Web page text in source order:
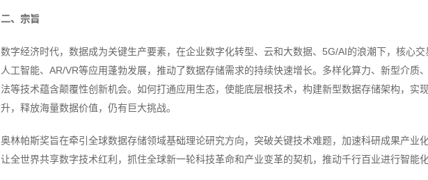
二、宗旨
数字经济时代，数据成为关键生产要素，在企业数字化转型、云和大数据、5G/AI的浪潮下，核心
人工智能、AR/VR等应用蓬勃发展，推动了数据存储需求的持续快速增长。多样化算力、新型介质
法等技术蕴含颠覆性创新机会。如何打通应用生态，使能底层根技术，构建新型数据存储架构，实
升，释放海量数据价值，仍有巨大挑战。
奥林帕斯奖旨在牵引全球数据存储领域基础理论研究方向，突破关键技术难题，加速科研成果产业
让全世界共享数字技术红利，抓住全球新一轮科技革命和产业变革的契机，推动千行百业进行智能